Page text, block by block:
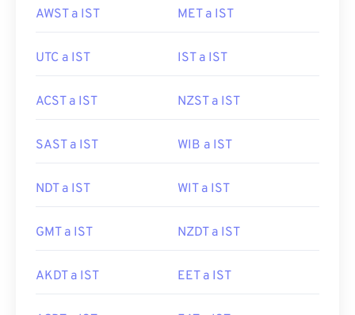
AWST a IST MET a IST
UTC a IST IST a IST
ACST a IST NZST a IST
SAST a IST WIB a IST
NDT a IST WIT a IST
GMT a IST NZDT a IST
AKDT a IST EET a IST